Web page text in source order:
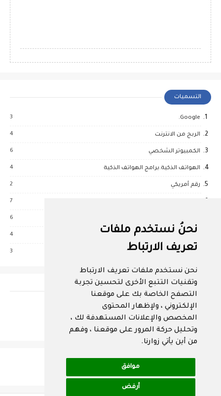
نحنُ نستخدم ملفات
تعريف الارتباط
نحن نستخدم ملفات تعريف الارتباط
وتقنيات التتبع الأخرى لتحسين تجربة
التصفح الخاصة بك على موقعنا
الإلكتروني ، ولإظهار المحتوى
المخصص والإعلانات المستهدفة لك ،
وتحليل حركة المرور على موقعنا ، وفهم
من أين يأتي زوارنا.
موافق
أرفض
التسميات
Google.
3
الربح من الانترنت 4
الكمبيوتر الشخصي 6
الهواتف الذكية.برامج الهواتف الذكية 4
رقم أمريكي 2
7
6
عالم الربح 4
قسم الصحة 3
مواقع التواصل الإجتماعي
اعلان منزلق لا تحذف هاته الاداة
ضع رمز الاعلان الخاص بك